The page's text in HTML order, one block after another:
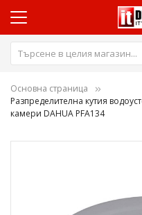
Основна страница
Разпределителна кутия
камери DAHUA PFA134